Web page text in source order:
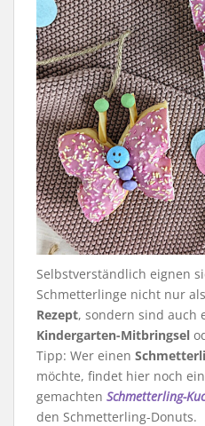
Selbstverständlich eignen
Schmetterlinge nicht nur als
Rezept, sondern sind auch
Kindergarten-Mitbringsel
Tipp: Wer einen
möchte, findet hier noch
gemachten Schmetterling-
den Schmetterling-Donuts.